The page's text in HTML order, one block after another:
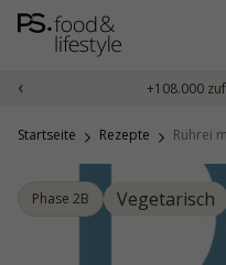
Zum
Inhalt
springen
‹ +108.000
Startseite Rezepte Rührei
Phase 2B Vegetarisch